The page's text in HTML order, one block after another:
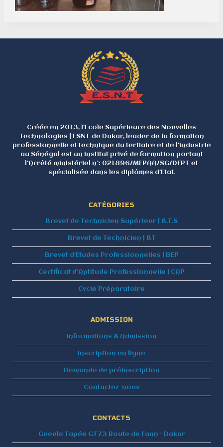
Créée en 2013, l'Ecole Supérieure des Nouvelles
Technologies | ESNT de Dakar, leader de la formation
professionnelle et technique du tertiaire et de l'industrie
au Sénégal est un institut privé de formation portant
l'Arrêté ministériel n°: 021896/MFPAA/SG/DFPT et
spécialisée dans les diplômes d'Etat.
CATÉGORIES
Brevet de Technicien Supérieur | B.T.S
Brevet de Technicien | BT
Brevet d’Etudes Professionnelles | BEP
Certificat d’Aptitude Professionnelle | CAP
Cycle Préparatoire
ADMISSION
Informations & Admission
Inscription en ligne
Demande de préinscription
Contactez-nous
CONTACTS
Gueule Tapée GT73 Route de Fann – Dakar
AVIS AUX VISITEURS
*****************
L'ESNT vous informe qu'en raison
du départ en congé du personnel
administratif, les inscriptions et
réinscriptions se feront
confiance accordée.
FERMER